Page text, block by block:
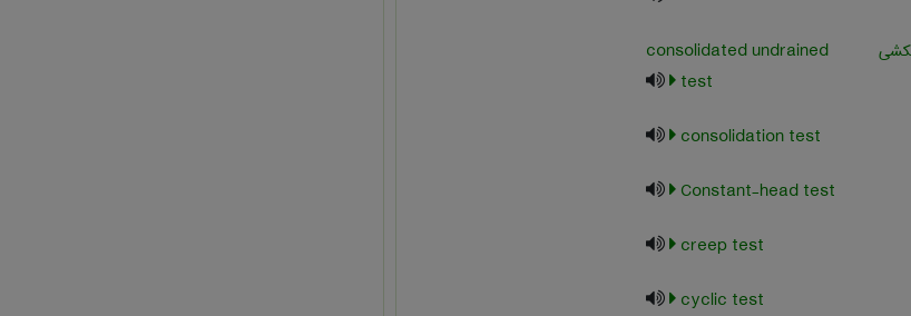
consolidated undrained
test
consolidation test
Constant-head test
creep test
cyclic test